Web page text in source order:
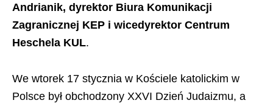
Andrianik, dyrektor Biura Komunikacji
Zagranicznej KEP i wicedyrektor Centrum
Heschela KUL.
We wtorek 17 stycznia w Kościele katolickim w
Polsce był obchodzony XXVI Dzień Judaizmu, a